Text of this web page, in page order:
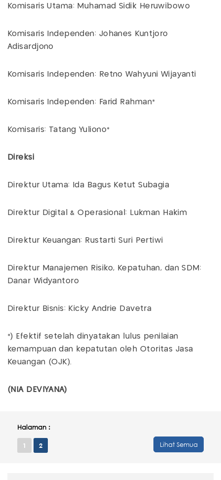
Komisaris Utama: Muhamad Sidik Heruwibowo
Komisaris Independen: Johanes Kuntjoro
Adisardjono
Komisaris Independen: Retno Wahyuni Wijayanti
Komisaris Independen: Farid Rahman*
Komisaris: Tatang Yuliono*
Direksi
Direktur Utama: Ida Bagus Ketut Subagia
Direktur Digital & Operasional: Lukman Hakim
Direktur Keuangan: Rustarti Suri Pertiwi
Direktur Manajemen Risiko, Kepatuhan, dan SDM:
Danar Widyantoro
Direktur Bisnis: Kicky Andrie Davetra
*) Efektif setelah dinyatakan lulus penilaian
kemampuan dan kepatutan oleh Otoritas Jasa
Keuangan (OJK).
(NIA DEVIYANA)
Halaman :
1 2 Lihat Semua